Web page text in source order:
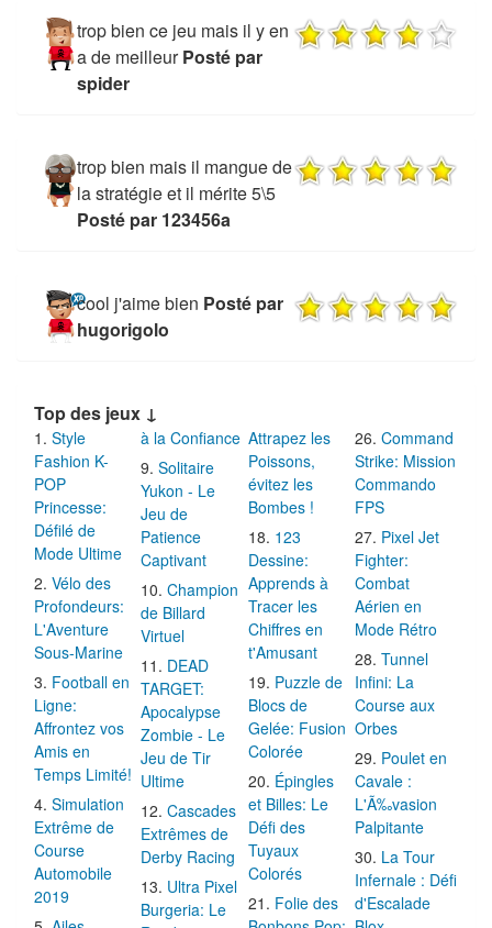
trop bien ce jeu mais il y en
a de meilleur Posté par
spider
trop bien mais il mangue de
la stratégie et il mérite 5\5
Posté par 123456a
cool j'aime bien Posté par
hugorigolo
Top des jeux ↓
Style
Fashion K-
POP
Princesse:
Défilé de
Mode Ultime
Vélo des
Profondeurs:
L'Aventure
Sous-Marine
Football en
Ligne:
Affrontez vos
Amis en
Temps Limité!
Simulation
Extrême de
Course
Automobile
2019
à la Confiance
Solitaire
Yukon - Le
Jeu de
Patience
Captivant
Champion
de Billard
Virtuel
DEAD
TARGET:
Apocalypse
Zombie - Le
Jeu de Tir
Ultime
Cascades
Extrêmes de
Derby Racing
Ultra Pixel
Burgeria: Le
Attrapez les
Poissons,
évitez les
Bombes !
123
Dessine:
Apprends à
Tracer les
Chiffres en
t'Amusant
Puzzle de
Blocs de
Gelée: Fusion
Colorée
Épingles
et Billes: Le
Défi des
Tuyaux
Colorés
Folie des
Command
Strike: Mission
Commando
FPS
Pixel Jet
Fighter:
Combat
Aérien en
Mode Rétro
Tunnel
Infini: La
Course aux
Orbes
Poulet en
Cavale :
L'Ã‰vasion
Palpitante
La Tour
Infernale : Défi
d'Escalade